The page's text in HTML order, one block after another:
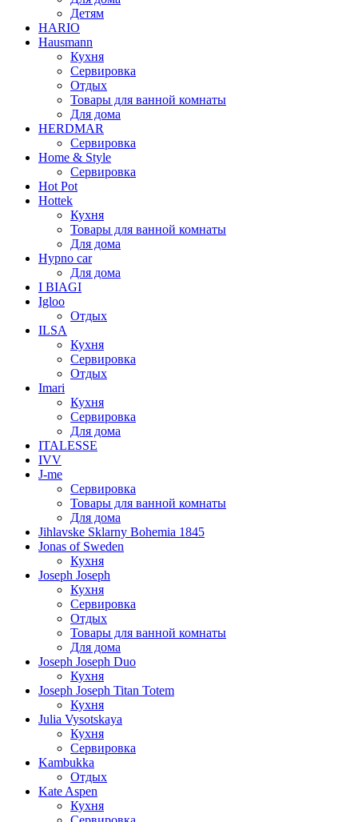
Детям
HARIO
Hausmann
Кухня
Сервировка
Отдых
Товары для ванной комнаты
Для дома
HERDMAR
Сервировка
Home & Style
Сервировка
Hot Pot
Hottek
Кухня
Товары для ванной комнаты
Для дома
Hypno car
Для дома
I BIAGI
Igloo
Отдых
ILSA
Кухня
Сервировка
Отдых
Imari
Кухня
Сервировка
Для дома
ITALESSE
IVV
J-me
Сервировка
Товары для ванной комнаты
Для дома
Jihlavske Sklarny Bohemia 1845
Jonas of Sweden
Кухня
Joseph Joseph
Кухня
Сервировка
Отдых
Товары для ванной комнаты
Для дома
Joseph Joseph Duo
Кухня
Joseph Joseph Titan Totem
Кухня
Julia Vysotskaya
Кухня
Сервировка
Kambukka
Отдых
Kate Aspen
Кухня